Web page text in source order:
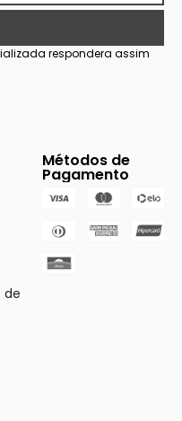
respondera assim
de
Métodos de
Pagamento